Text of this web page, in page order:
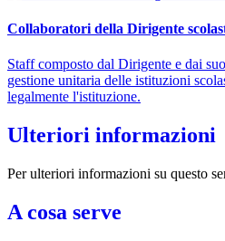
Collaboratori della Dirigente
Staff composto dal Dirigente e dai
gestione unitaria delle istituzioni
legalmente l'istituzione.
Ulteriori informazioni
Per ulteriori informazioni su questo
A cosa serve